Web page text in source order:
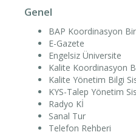
Genel
BAP Koordinasyon
E-Gazete
Engelsiz Üniversite
Kalite Koordinasyon
Kalite Yönetim Bilgi
KYS-Talep Yönetim
Radyo Kİ
Sanal Tur
Telefon Rehberi